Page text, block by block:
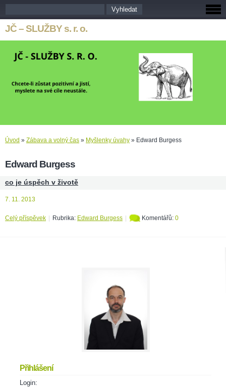
JČ – SLUŽBY s. r. o.
Úvod » Zábava a volný čas » Myšlenky úvahy » Edward Burgess
Edward Burgess
co je úspěch v životě
7. 11. 2013
Celý příspěvek Rubrika: Edward Burgess Komentářů: 0
Přihlášení
Login: